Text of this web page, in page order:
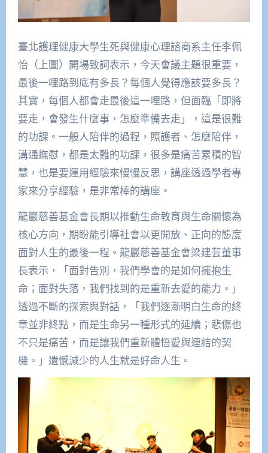
臺北護理健康大學生死與健康心理諮商系主任李佩
怡（上圖）開場致詞表示，今天會議主題很重要，
最後一哩路到底有多長？每個人覺得應該要多長？
其實，每個人都會走最後這一哩路，但面臨「即將
要走，會發生什麼事，怎麼準備去走」，這是很難
的功課。一般人陪伴的過程，照護者、怎麼陪伴，
溝通撫慰，都是太難的功課，很多是痛苦累積的智
慧，也是要運用經驗來慢慢反思，講座透過學者專
家來分享經驗，是非常棒的講座。
龍巖慈善基金會長期以推動生命教育與生命關懷為
核心方向，期盼能引導社會以更開放、正向的態度
面對人生的最後一程。龍巖慈善基金會梁建芸董事
長表示，「面對告別，我們學會的是如何擁抱生
命；面對失落，我們找到的是重新去愛的能力。」
透過不斷的探索與對話，「我們逐漸明白生命的終
章並非終點，而是生命另一種形式的延續；悲傷也
不只是痛苦，而是讓我們重新體悟愛與連結的契
機。」遺憾減少的人生就是好命人生。